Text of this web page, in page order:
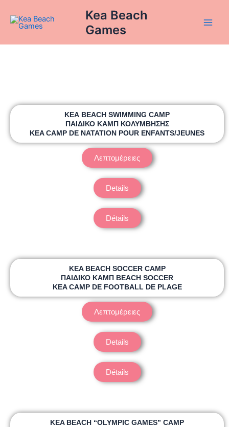
content
Kea Beach
Games
ΚΕΑ BEACH SWIMMING CAMP
ΠΑΙΔΙΚΟ ΚΑΜΠ ΚΟΛΥΜΒΗΣΗΣ
KEA CAMP DE NATATION POUR ENFANTS/JEUNES
Λεπτομέρειες
Details
Détails
KEA BEACH SOCCER CAMP
ΠΑΙΔΙΚΟ ΚΑΜΠ BEACH SOCCER
KEA CAMP DE FOOTBALL DE PLAGE
Λεπτομέρειες
Details
Détails
KEA BEACH “OLYMPIC GAMES” CAMP